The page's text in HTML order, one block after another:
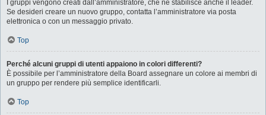
I gruppi vengono creati dall’amministratore, che ne stabilisce anche il leader.
Se desideri creare un nuovo gruppo, contatta l’amministratore via posta
elettronica o con un messaggio privato.
Top
Perché alcuni gruppi di utenti appaiono in colori differenti?
È possibile per l’amministratore della Board assegnare un colore ai membri di
un gruppo per rendere più semplice identificarli.
Top